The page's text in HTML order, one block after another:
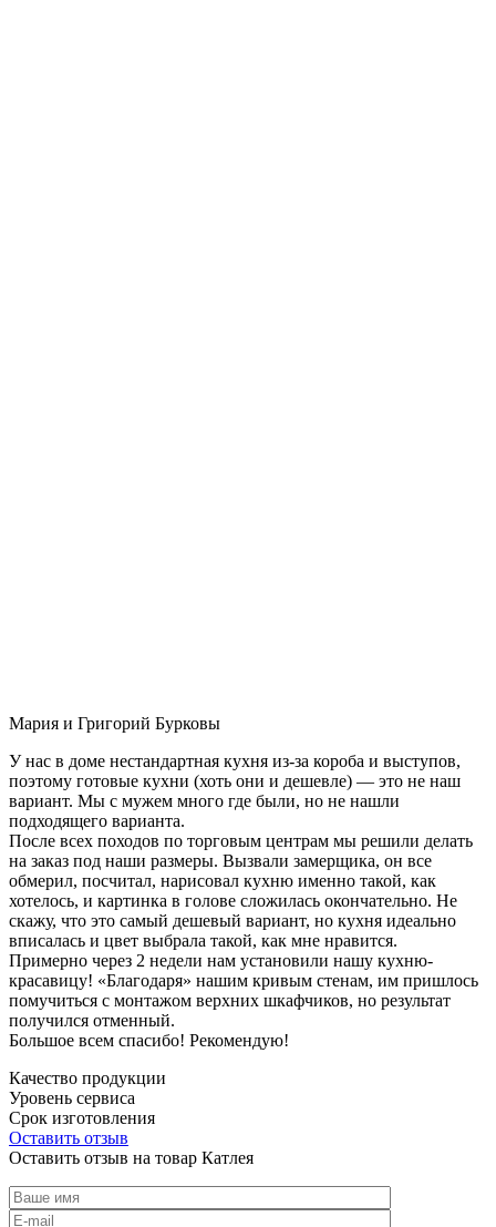
Мария и Григорий Бурковы
У нас в доме нестандартная кухня из-за короба и выступов,
поэтому готовые кухни (хоть они и дешевле) — это не наш
вариант. Мы с мужем много где были, но не нашли
подходящего варианта.
После всех походов по торговым центрам мы решили делать
на заказ под наши размеры. Вызвали замерщика, он все
обмерил, посчитал, нарисовал кухню именно такой, как
хотелось, и картинка в голове сложилась окончательно. Не
скажу, что это самый дешевый вариант, но кухня идеально
вписалась и цвет выбрала такой, как мне нравится.
Примерно через 2 недели нам установили нашу кухню-
красавицу! «Благодаря» нашим кривым стенам, им пришлось
помучиться с монтажом верхних шкафчиков, но результат
получился отменный.
Большое всем спасибо! Рекомендую!
Качество продукции
Уровень сервиса
Срок изготовления
Оставить отзыв
Оставить отзыв на товар Катлея